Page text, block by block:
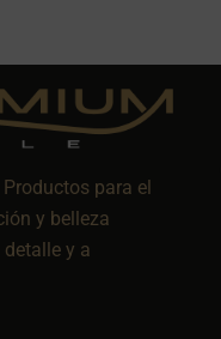
para el
y belleza
y a